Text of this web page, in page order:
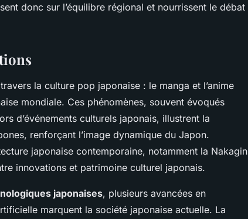
donc sur l’équilibre régional et nourrissent le débat
la culture pop japonaise : le manga et l’anime
mondiale. Ces phénomènes, souvent évoqués
d’événements culturels japonais, illustrent la
renforçant l’image dynamique du Japon.
japonaise contemporaine, notamment la Nakagin
innovations et patrimoine culturel japonais.
japonaises, plusieurs avancées en
marquent la société japonaise actuelle. La